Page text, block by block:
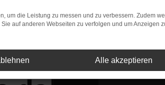
0
Es wird
laden. Dabei
werden.
um die Leistung zu messen und zu verbessern. Zudem
auf anderen Webseiten zu verfolgen und um Anzeigen
Alle akzeptieren